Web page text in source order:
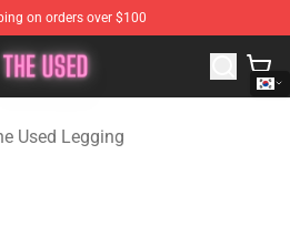
on orders over $100
The Used Merchandise Shop
Used Legging